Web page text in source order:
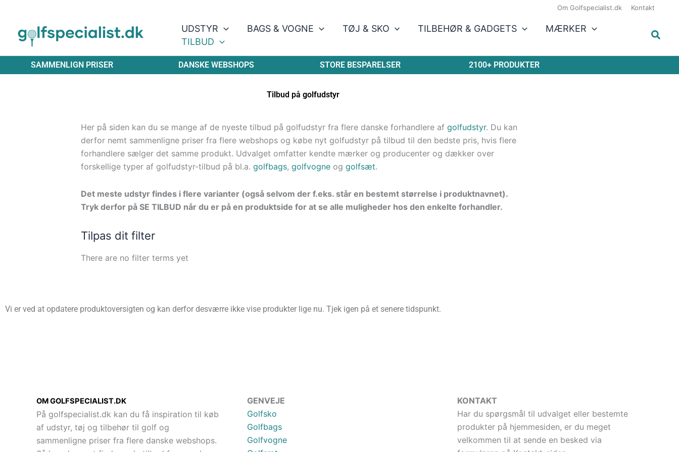
indholdet
Om Golfspecialist.dk Kontakt
UDSTYR BAGS & VOGNE TØJ & SKO TILBEHØR & GADGETS
MÆRKER
TILBUD
SAMMENLIGN PRISER DANSKE WEBSHOPS STORE BESPARELSER 2100+ PRODUKTER
Tilbud på golfudstyr
Her på siden kan du se mange af de nyeste tilbud på golfudstyr fra flere danske forhandlere af golfudstyr. Du kan
derfor nemt sammenligne priser fra flere webshops og købe nyt golfudstyr på tilbud til den bedste pris, hvis flere
forhandlere sælger det samme produkt. Udvalget omfatter kendte mærker og producenter og dækker over
forskellige typer af golfudstyr-tilbud på bl.a. golfbags, golfvogne og golfsæt.
Det meste udstyr findes i flere varianter (også selvom der f.eks. står en bestemt størrelse i produktnavnet).
Tryk derfor på SE TILBUD når du er på en produktside for at se alle muligheder hos den enkelte forhandler.
Tilpas dit filter
There are no filter terms yet
Vi er ved at opdatere produktoversigten og kan derfor desværre ikke vise produkter lige nu. Tjek igen på et senere tidspunkt.
OM GOLFSPECIALIST.DK
På golfspecialist.dk kan du få inspiration til køb
af udstyr, tøj og tilbehør til golf og
sammenligne priser fra flere danske webshops.
GENVEJE
Golfsko
Golfbags
Golfvogne
KONTAKT
Har du spørgsmål til udvalget eller bestemte
produkter på hjemmesiden, er du meget
velkommen til at sende en besked via